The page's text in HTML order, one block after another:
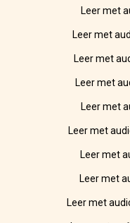
Leer met
Leer met
Leer met
Leer met
Leer met
Leer met
Leer met
Leer met
Leer met